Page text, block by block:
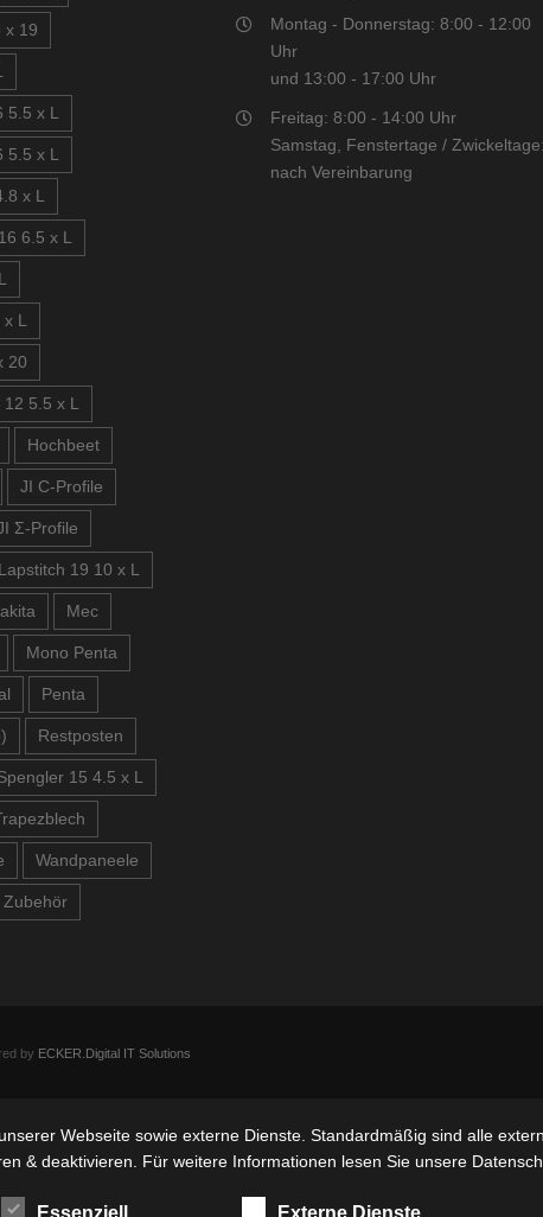
x 19
5.5 x L
5.5 x L
x L
6.5 x L
x L
20
12 5.5 x L
Hochbeet
JI C-Profile
Σ-Profile
Lapstitch 19 10 x L
Mec
Mono Penta
Penta
Restposten
15 4.5 x L
Wandpaneele
Zubehör
Montag - Donnerstag: 8:00 - 12:00
Uhr
und 13:00 - 17:00 Uhr
Freitag: 8:00 - 14:00 Uhr
Samstag, Fenstertage / Zwickeltage:
nach Vereinbarung
by ECKER.Digital IT Solutions
Webseite sowie externe Dienste. Standardmäßig sind alle
& deaktivieren. Für weitere Informationen lesen Sie unsere
Essenziell Externe Dienste